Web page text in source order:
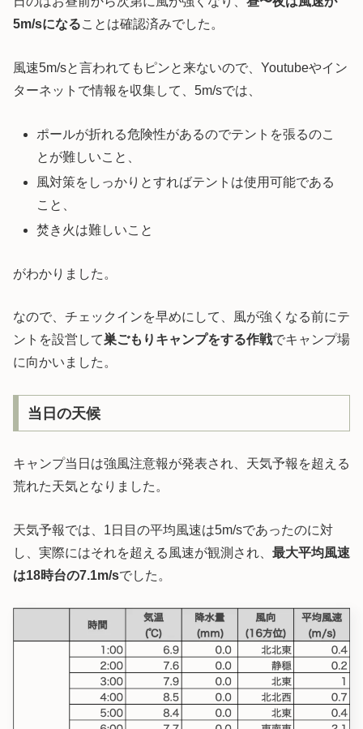
5m/sになることは確認済みでした。
風速5m/sと言われてもピンと来ないので、Youtubeやイン
ターネットで情報を収集して、5m/sでは、
ポールが折れる危険性があるのでテントを張るのこ
とが難しいこと、
風対策をしっかりとすればテントは使用可能である
こと、
焚き火は難しいこと
がわかりました。
なので、チェックインを早めにして、風が強くなる前にテ
ントを設営して巣ごもりキャンプをする作戦でキャンプ場
に向かいました。
当日の天候
キャンプ当日は強風注意報が発表され、天気予報を超える
荒れた天気となりました。
天気予報では、1日目の平均風速は5m/sであったのに対
し、実際にはそれを超える風速が観測され、 最大平均風速
は18時台の7.1m/sでした。